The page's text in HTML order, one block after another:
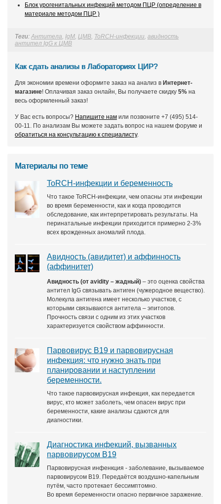
Блок урогенитальных инфекций методом ПЦР (определение в
материале методом ПЦР )
Теги: Антитела, IgМ, ЦМВ, ToRCH-инфекции, авидность
антител IgG к ЦМВ
Как сдать анализы в Лабораториях ЦИР?
Для экономии времени оформите заказ на анализ в Интернет-
магазине! Оплачивая заказ онлайн, Вы получаете скидку 5% на
весь оформленный заказ!
У Вас есть вопросы? Напишите нам или позвоните +7 (495) 514-
00-11. По анализам Вы можете задать вопрос на нашем форуме и
обратиться на консультацию к специалисту.
Материалы по теме
ToRCH-инфекции и беременность
Что такое ToRCH-инфекции, чем опасны эти инфекции
во время беременности, как и когда проводится
обследование, как интерпретировать результаты. На
перинатальные инфекции приходится примерно 2-3%
всех врожденных аномалий плода.
Авидность (авидитет) и аффинность
(аффинитет)
Авидность (от avidity – жадный) – это оценка свойства
антител IgG связывать антиген (чужеродное вещество).
Молекула антигена имеет несколько участков, с
которыми связываются антитела – эпитопов.
Прочность связи с одним из этих участков
характеризуется свойством аффинности.
Парвовирус B19 и парвовирусная
инфекция: что нужно знать при
планировании и наступлении
беременности.
Что такое парвовирусная инфекция, как передается
вирус, кто может заболеть, чем опасен вирус при
беременности, какие анализы сдаются для
диагностики.
Диагностика инфекций, вызванных
парвовирусом B19
Парвовирусная инфенкция - заболевание, вызываемое
парвовирусом В19. Передаётся воздушно-капельным
путём, часто протекает бессимптомно.
Во время беременности опасно первичное заражение.